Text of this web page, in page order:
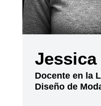
Jessica
Docente en la
Diseño de